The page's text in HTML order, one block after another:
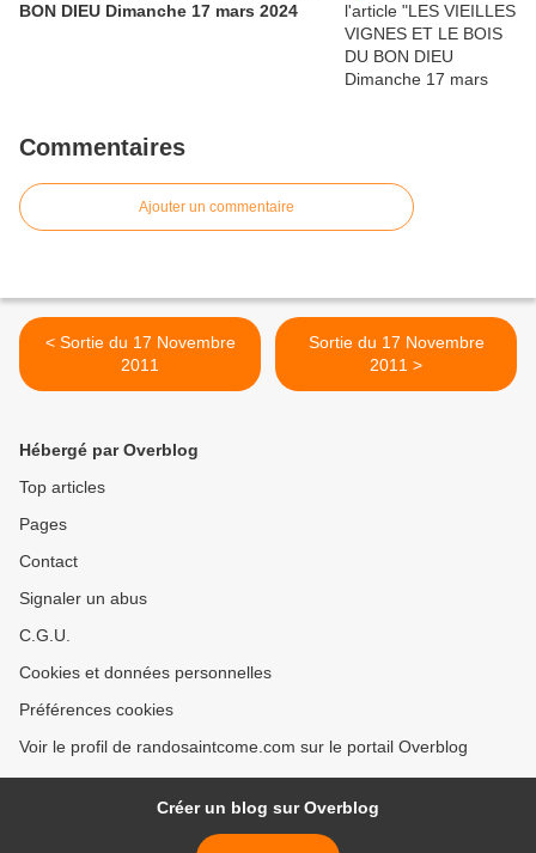
BON DIEU Dimanche 17 mars 2024
Commentaires
Ajouter un commentaire
< Sortie du 17 Novembre
2011
Sortie du 17 Novembre
2011 >
Hébergé par Overblog
Top articles
Pages
Contact
Signaler un abus
C.G.U.
Cookies et données personnelles
Préférences cookies
Voir le profil de randosaintcome.com sur le portail Overblog
Créer un blog sur Overblog